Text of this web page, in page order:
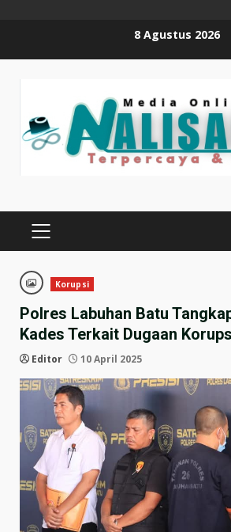
8 Agustus 2026
PRIMARY
Korupsi
Polres Labuhan Batu
Kades Terkait Dugaan
Editor 10 April 2025